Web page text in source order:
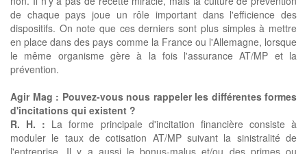
de chaque pays joue un rôle important dans l'efficience des
dispositifs. On note que ces derniers sont plus simples à mettre
en place dans des pays comme la France ou l'Allemagne, lorsque
le même organisme gère à la fois l'assurance AT/MP et la
prévention.
Agir Mag : Pouvez-vous nous rappeler les différentes formes
d'incitations qui existent ?
R. H. : La forme principale d'incitation financière consiste à
moduler le taux de cotisation AT/MP suivant la sinistralité de